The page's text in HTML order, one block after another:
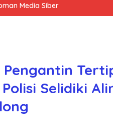
Media Siber
Pengantin
Selidiki